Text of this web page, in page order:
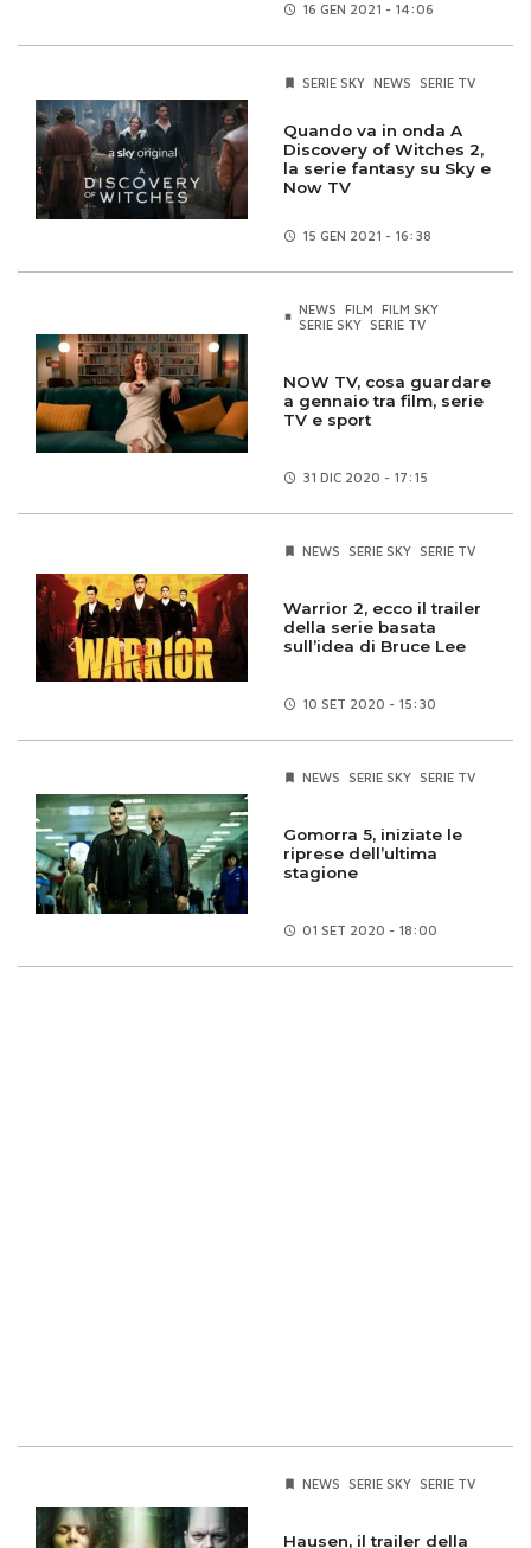
16 GEN 2021 - 14:06
SERIE SKY NEWS SERIE TV
Quando va in onda A
Discovery of Witches 2,
la serie fantasy su Sky e
Now TV
15 GEN 2021 - 16:38
NEWS FILM
FILM SKY
SERIE SKY SERIE TV
NOW TV, cosa guardare
a gennaio tra film, serie
TV e sport
31 DIC 2020 - 17:15
NEWS SERIE SKY SERIE TV
Warrior 2, ecco il trailer
della serie basata
sull’idea di Bruce Lee
10 SET 2020 - 15:30
NEWS SERIE SKY SERIE TV
Gomorra 5, iniziate le
riprese dell’ultima
stagione
01 SET 2020 - 18:00
NEWS SERIE SKY SERIE TV
Hausen, il trailer della